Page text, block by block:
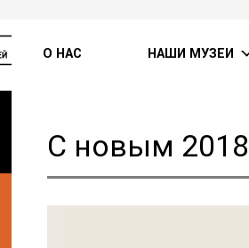
О НАС НАШИ МУЗЕИ
С новым